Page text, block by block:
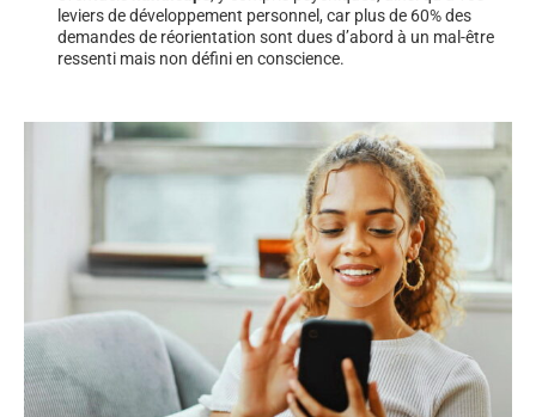
leviers de développement personnel, car plus de 60% des
demandes de réorientation sont dues d’abord à un mal-être
ressenti mais non défini en conscience.